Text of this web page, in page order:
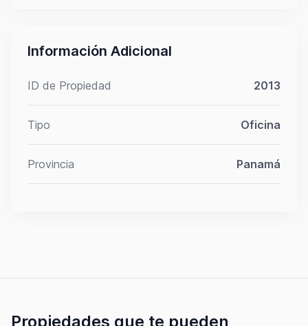
Información Adicional
ID de Propiedad 2013
Tipo Oficina
Provincia Panamá
Propiedades que te pueden